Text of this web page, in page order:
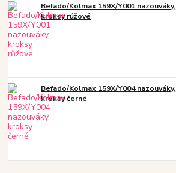
Befado/Kolmax 159X/Y001 nazouváky,
kroksy růžové
Befado/Kolmax 159X/Y004 nazouváky,
kroksy černé